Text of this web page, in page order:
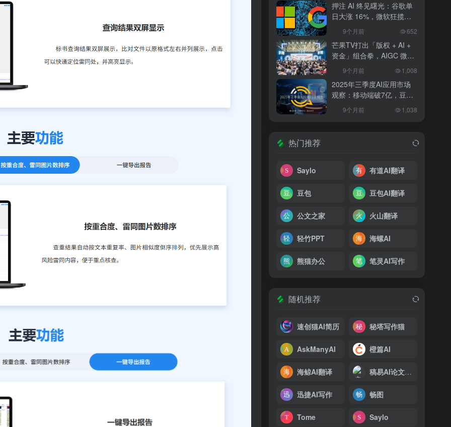
押注 AI 终见曙光：谷歌单
日大涨 16%，微软狂揽
18%，科技巨头的 “苦熬与
9个月前 652
芒果TV打出「版权 + AI +
资金」组合拳，AIGC 微短
剧行业将迎洗牌？
9个月前 1,008
2025年三季度AI应用市场
观察：移动端破7亿，豆包
异军突起
9个月前 1,038
热门推荐
Saylo 有道AI翻译
豆包 豆包AI翻译
公文之家 火山翻译
轻竹PPT 海螺AI
熊猫办公 笔灵AI写作
随机推荐
速创猫AI简历 秘塔写作猫
AskManyAI 橙篇AI
海鲸AI翻译 稿易AI论文写作
迅捷AI写作 畅图
Tome Saylo